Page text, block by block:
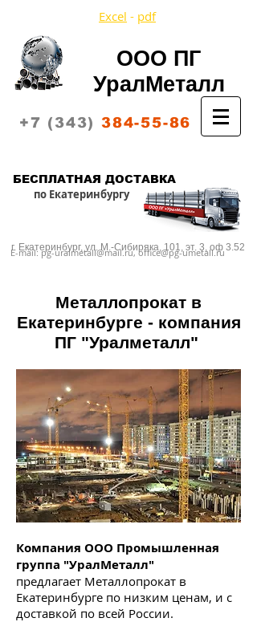
Excel - pdf
+7 (343) 384-55-86
ООО ПГ
УралМеталл
БЕСПЛАТНАЯ ДОСТАВКА
по Екатеринбургу
г. Екатеринбург,ул. М.-Сибиряка, 101, эт. 3, оф 3.52
E-mail:pg-uralmetall@mail.ru,office@pg-umetall.ru
Металлопрокат в
Екатеринбурге -компания
ПГ "Уралметалл"
Компания ООО Промышленная
группа "УралМеталл"
предлагает Металлопрокат в
Екатеринбурге по низким ценам, и с
доставкой по всей России.